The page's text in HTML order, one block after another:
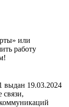
или
работу
19.03.2024
связи,